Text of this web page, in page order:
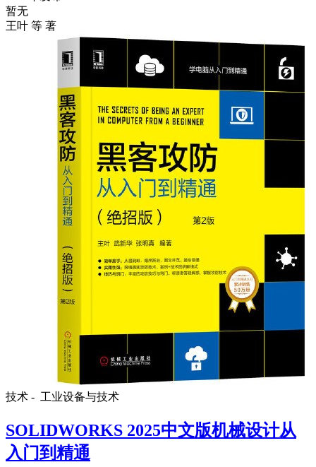
暂无
王叶 等 著
技术 - 工业设备与技术
SOLIDWORKS 2025中文版机械设计从
入门到精通